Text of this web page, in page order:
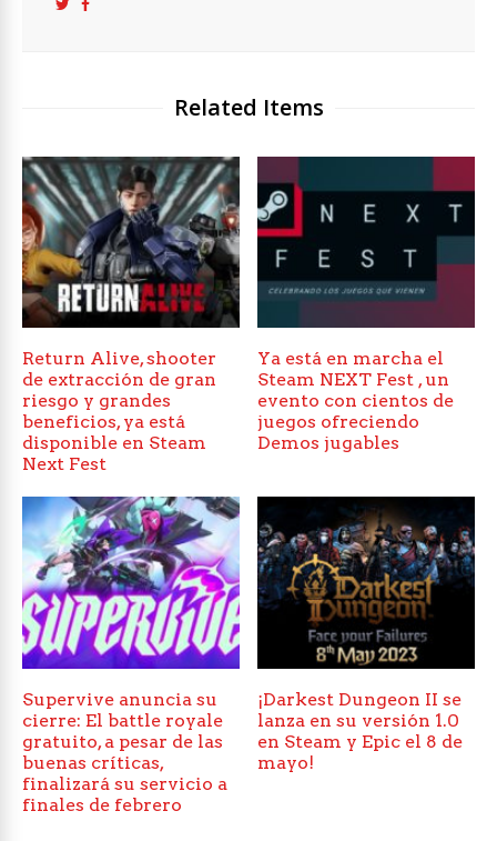
Related Items
Return Alive, shooter
de extracción de gran
riesgo y grandes
beneficios, ya está
disponible en Steam
Next Fest
Ya está en marcha el
Steam NEXT Fest , un
evento con cientos de
juegos ofreciendo
Demos jugables
Supervive anuncia su
cierre: El battle royale
gratuito, a pesar de las
buenas críticas,
finalizará su servicio a
finales de febrero
¡Darkest Dungeon II se
lanza en su versión 1.0
en Steam y Epic el 8 de
mayo!